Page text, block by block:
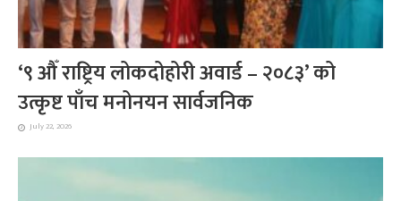
‘९ औँ राष्ट्रिय लोकदोहोरी अवार्ड – २०८३’ को
उत्कृष्ट पाँच मनोनयन सार्वजनिक
July 22, 2026